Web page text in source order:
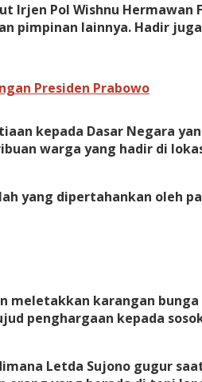
Pol Wishnu Hermawan
pimpinan lainnya. Hadir
Presiden Prabowo
kepada Dasar Negara
warga yang hadir di
yang dipertahankan oleh
karangan bunga
penghargaan kepada
Letda Sujono gugur